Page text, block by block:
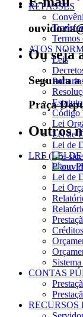
Ou seja
Segunda
Praça
Outros
REPASSES
Termos
ATOS
Leis
Código
Lei
Lei de
Lei de
LRF (LEI
Plano
Lei de
Lei
CONTAS